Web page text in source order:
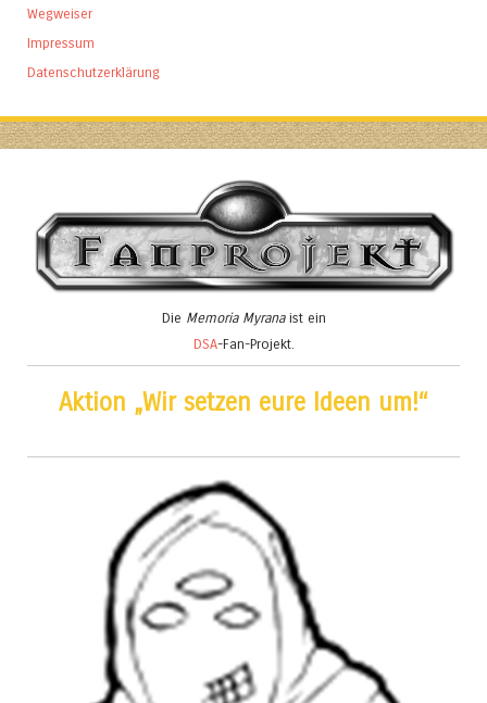
Wegweiser
Impressum
Datenschutzerklärung
Die Memoria Myranaist ein
DSA-Fan-Projekt.
Aktion „Wir setzen eure Ideen um!“